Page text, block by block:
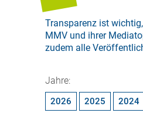
Transparenz ist
MMV und ihrer
zudem alle
Jahre:
2026 2025 2024